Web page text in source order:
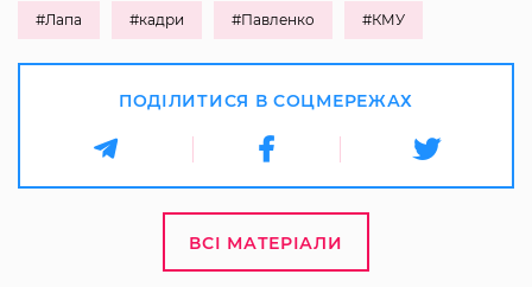
#Лапа #кадри #Павленко #КМУ
ПОДІЛИТИСЯ В СОЦМЕРЕЖАХ
ВСІ МАТЕРІАЛИ